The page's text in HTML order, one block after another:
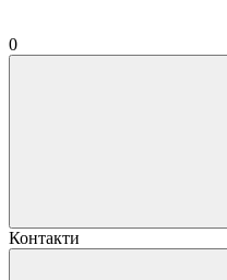
0
Контакти